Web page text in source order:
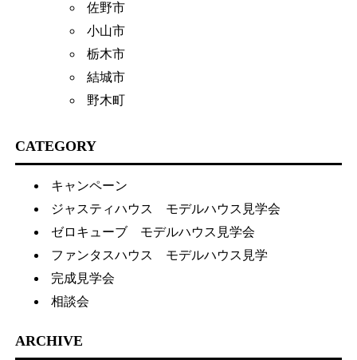
佐野市
小山市
栃木市
結城市
野木町
CATEGORY
キャンペーン
ジャスティハウス モデルハウス見学会
ゼロキューブ モデルハウス見学会
ファンタスハウス モデルハウス見学
完成見学会
相談会
ARCHIVE